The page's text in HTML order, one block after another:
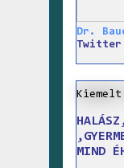
Dr.
Twitter
MIND